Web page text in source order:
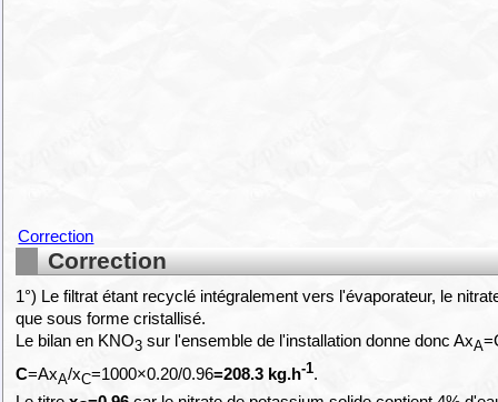
Correction
Correction
1°) Le filtrat étant recyclé intégralement vers l'évaporateur, le
que sous forme cristallisé.
Le bilan en KNO3 sur l'ensemble de l'installation donne donc AxA
C=AxA/xC=1000×0.20/0.96=208.3 kg.h-1.